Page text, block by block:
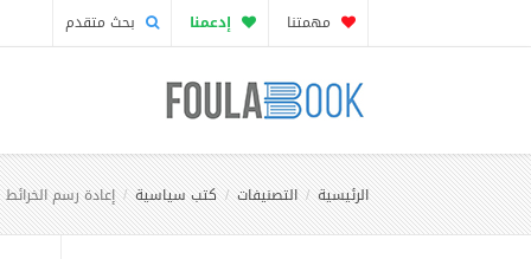
مهمتنا إدعمنا بحث متقدم
الرئيسية التصنيفات كتب سياسية إعادة رسم الخرائط